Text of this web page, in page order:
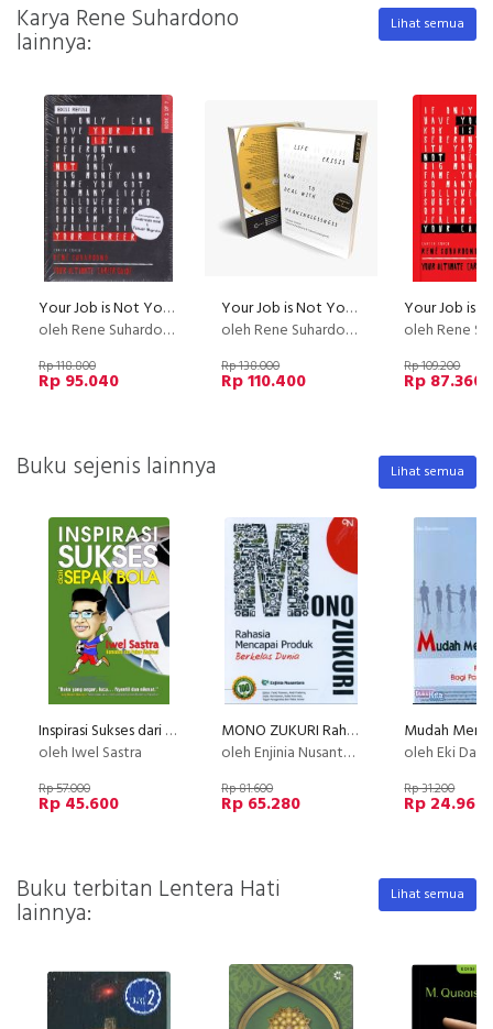
Karya Rene Suhardono
lainnya:
Lihat semua
Your Job is Not Your Career : Your Ultimate Career ( Edisi Revisi dan diperbarui )
oleh Rene Suhardono
Rp 118.800
Rp 95.040
Your Job is Not Your Career #YJINYC Your Ultimate Career Guide 2022 (Book 2 of 7)
oleh Rene Suhardono
Rp 138.000
Rp 110.400
oleh Rene
Rp 109.200
Rp 87.360
Buku sejenis lainnya Lihat semua
Inspirasi Sukses dari Sepak Bola
oleh Iwel Sastra
Rp 57.000
Rp 45.600
MONO ZUKURI Rahasia Mencapai Produk Berkelas Dunia
oleh Enjinia Nusantara
Rp 81.600
Rp 65.280
oleh Eki
Rp 31.200
Rp 24.960
Buku terbitan Lentera Hati
lainnya:
Lihat semua